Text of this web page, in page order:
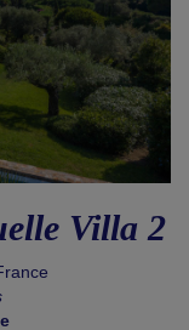
Villa 2